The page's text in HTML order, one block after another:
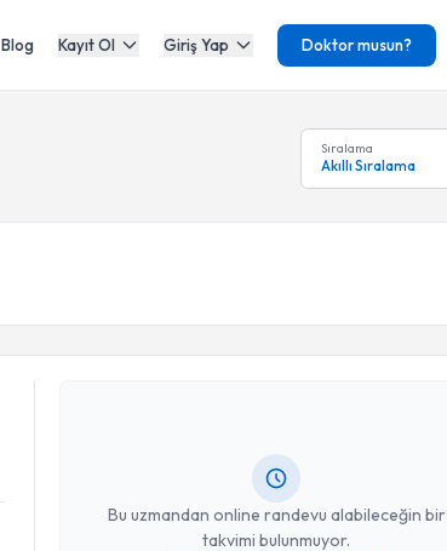
Blog Kayıt Ol Giriş Yap Doktor musun?
Sıralama
Akıllı Sıralama
Bu uzmandan online randevu alabileceğin bir
takvimi bulunmuyor.
Dt. Mehmet Akif Akbıyık